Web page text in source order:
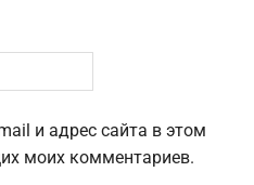
и адрес сайта в этом
моих комментариев.